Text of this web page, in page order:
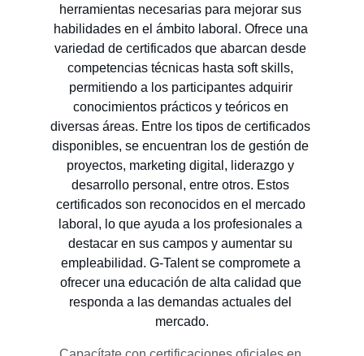
herramientas necesarias para mejorar sus
habilidades en el ámbito laboral. Ofrece una
variedad de certificados que abarcan desde
competencias técnicas hasta soft skills,
permitiendo a los participantes adquirir
conocimientos prácticos y teóricos en
diversas áreas. Entre los tipos de certificados
disponibles, se encuentran los de gestión de
proyectos, marketing digital, liderazgo y
desarrollo personal, entre otros. Estos
certificados son reconocidos en el mercado
laboral, lo que ayuda a los profesionales a
destacar en sus campos y aumentar su
empleabilidad. G-Talent se compromete a
ofrecer una educación de alta calidad que
responda a las demandas actuales del
mercado.